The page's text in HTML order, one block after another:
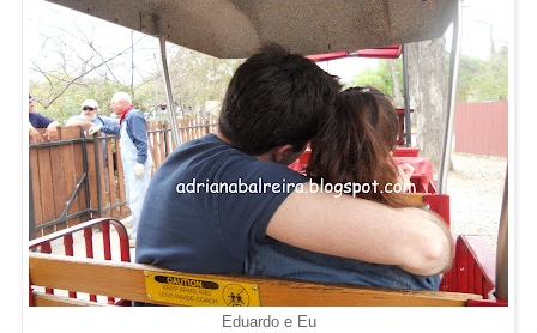
Eduardo e Eu